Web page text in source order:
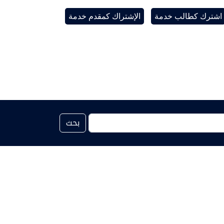
اشترك كطالب خدمة الإشتراك كمقدم خدمة
بحث